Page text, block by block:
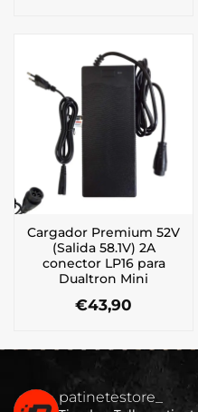
Cargador Premium 52V
(Salida 58.1V) 2A
conector LP16 para
Dualtron Mini
€43,90
patinetestore_